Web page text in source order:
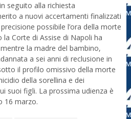
seguito alla richiesta
a nuovi accertamenti finalizzati
possibile l’ora della morte
Corte di Assise di Napoli ha
la madre del bambino,
a sei anni di reclusione in
il profilo omissivo della morte
della sorellina e dei
suoi figli. La prossima udienza è
16 marzo.